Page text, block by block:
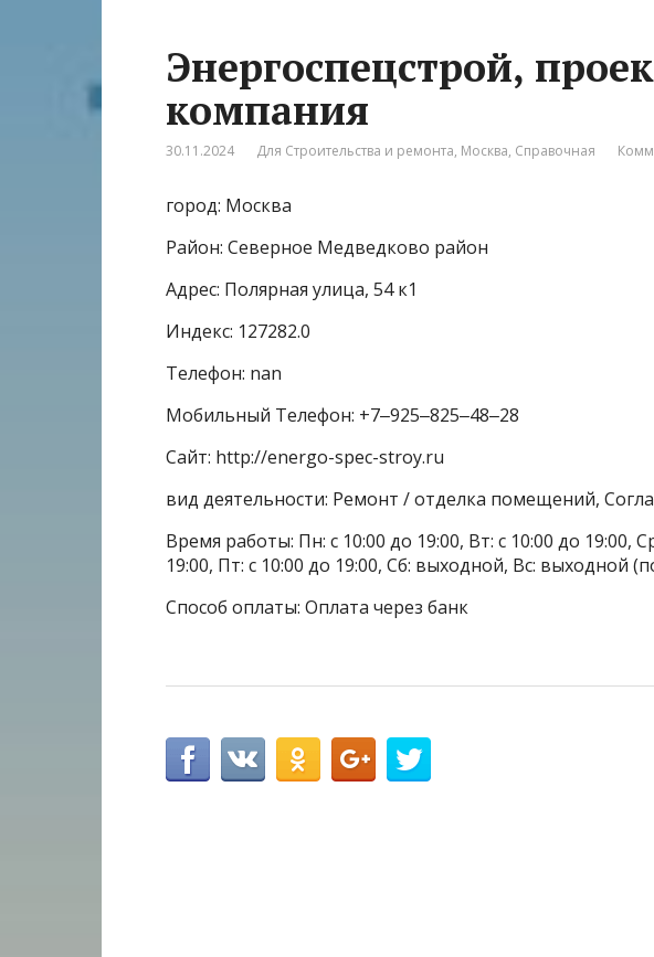
Энергоспецстрой,
компания
30.11.2024 Для Строительства и ремонта, Москва, Справочная
город: Москва
Район: Северное Медведково район
Адрес: Полярная улица, 54 к1
Индекс: 127282.0
Телефон: nan
Мобильный Телефон: +7‒925‒825‒48‒28
Сайт: http://energo-spec-stroy.ru
вид деятельности: Ремонт / отделка помещений,
Время работы: Пн: с 10:00 до 19:00, Вт: с 10:00 до 19:00,
19:00, Пт: с 10:00 до 19:00, Сб: выходной, Вс: выходной
Способ оплаты: Оплата через банк